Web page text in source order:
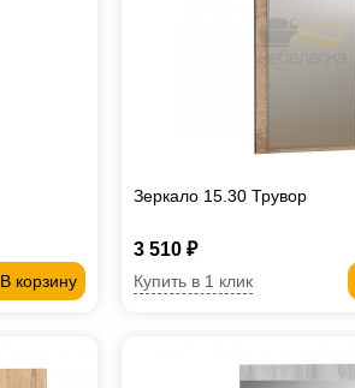
В корзину
Зеркало 15.30 Трувор
3 510 ₽
Купить в 1 клик